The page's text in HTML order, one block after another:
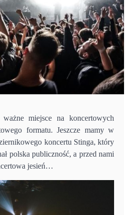
miejsce na koncertowych
formatu. Jeszcze mamy w
koncertu Stinga, który
polska publiczność, a przed nami
jesień…